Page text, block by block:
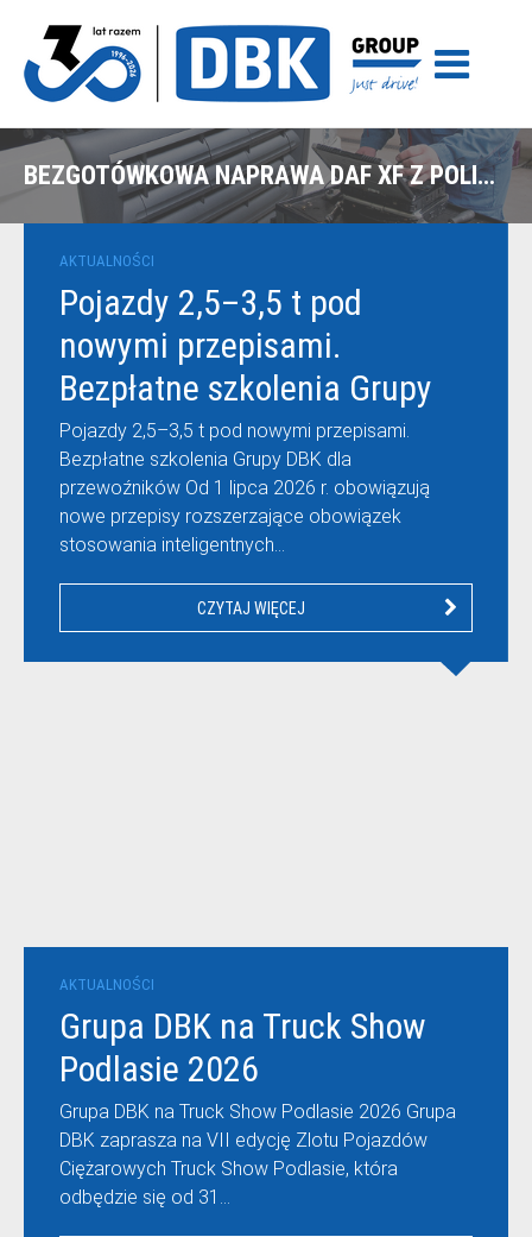
BEZGOTÓWKOWA NAPRAWA DAF XF Z POLISY UNIQA W GDAŃSKU
AKTUALNOŚCI
Pojazdy 2,5–3,5 t pod
nowymi przepisami.
Bezpłatne szkolenia Grupy
DBK dla przewoźników
Pojazdy 2,5–3,5 t pod nowymi przepisami.
Bezpłatne szkolenia Grupy DBK dla
przewoźników Od 1 lipca 2026 r. obowiązują
nowe przepisy rozszerzające obowiązek
stosowania inteligentnych…
CZYTAJ WIĘCEJ
AKTUALNOŚCI
Grupa DBK na Truck Show
Podlasie 2026
Grupa DBK na Truck Show Podlasie 2026 Grupa
DBK zaprasza na VII edycję Zlotu Pojazdów
Ciężarowych Truck Show Podlasie, która
odbędzie się od 31…